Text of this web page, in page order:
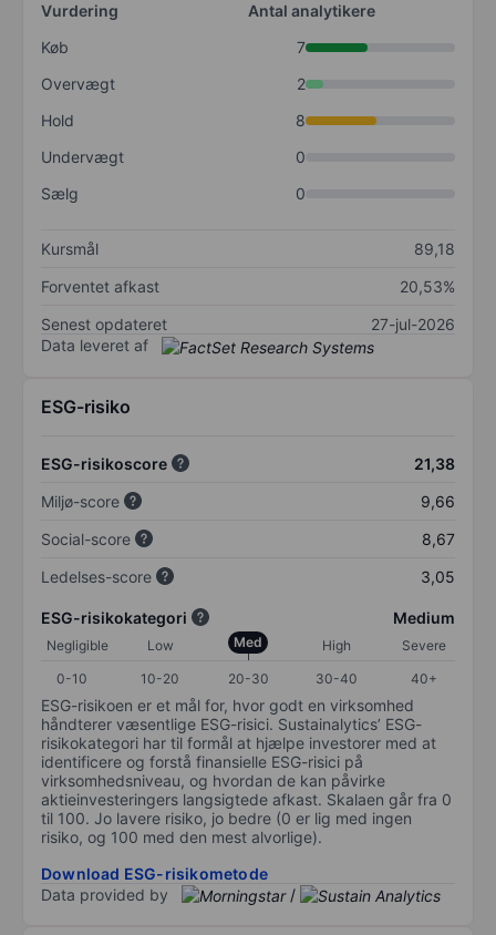
Vurdering
Antal analytikere
Køb
7
Overvægt
2
Hold
8
Undervægt
0
Sælg
0
Kursmål
89,18
Forventet afkast
20,53%
Senest opdateret
27-jul-2026
Data leveret af
ESG-risiko
ESG-risikoscore
21,38
Miljø-score
9,66
Social-score
8,67
Ledelses-score
3,05
ESG-risikokategori Medium
Negligible Low Med High
Severe
0-10
10-20 20-30 30-40 40+
ESG-risikoen er et mål for, hvor godt en virksomhed
håndterer væsentlige ESG-risici. Sustainalytics’ ESG-
risikokategori har til formål at hjælpe investorer med at
identificere og forstå finansielle ESG-risici på
virksomhedsniveau, og hvordan de kan påvirke
aktieinvesteringers langsigtede afkast. Skalaen går fra 0
til 100. Jo lavere risiko, jo bedre (0 er lig med ingen
risiko, og 100 med den mest alvorlige).
Download ESG-risikometode
Data provided by
/